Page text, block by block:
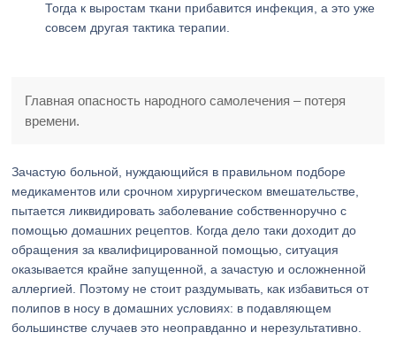
Тогда к выростам ткани прибавится инфекция, а это уже
совсем другая тактика терапии.
Главная опасность народного самолечения – потеря
времени.
Зачастую больной, нуждающийся в правильном подборе
медикаментов или срочном хирургическом вмешательстве,
пытается ликвидировать заболевание собственноручно с
помощью домашних рецептов. Когда дело таки доходит до
обращения за квалифицированной помощью, ситуация
оказывается крайне запущенной, а зачастую и осложненной
аллергией. Поэтому не стоит раздумывать, как избавиться от
полипов в носу в домашних условиях: в подавляющем
большинстве случаев это неоправданно и нерезультативно.